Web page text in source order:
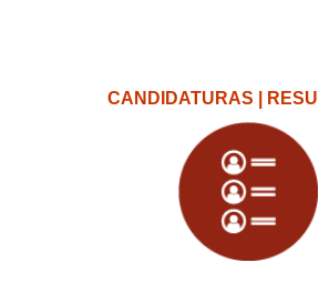
CANDIDATURAS |